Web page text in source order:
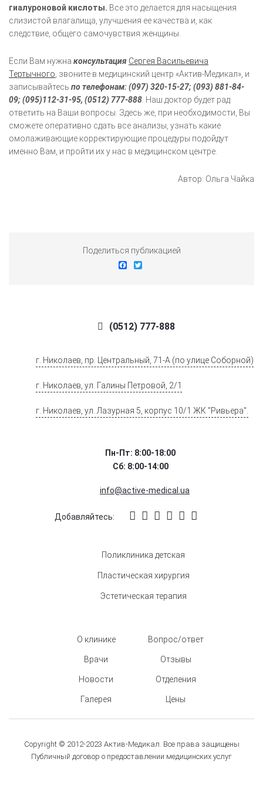
гиалуроновой кислоты. Все это делается для насыщения
слизистой влагалища, улучшения ее качества и, как
следствие, общего самочувствия женщины.
Если Вам нужна консультация Сергея Васильевича
Тертычного , звоните в медицинский центр «Актив-Медикал», и
записывайтесь по телефонам: (097) 320-15-27; (093) 881-84-
09; (095)112-31-95, (0512) 777-888 . Наш доктор будет рад
ответить на Ваши вопросы. Здесь же, при необходимости, Вы
сможете оперативно сдать все анализы, узнать какие
омолаживающие корректирующие процедуры подойдут
именно Вам, и пройти их у нас в медицинском центре.
Автор: Ольга Чайка
Поделиться публикацией
Facebook
(0512) 777-888
г. Николаев, пр. Центральный, 71-А (по улице Соборной)
г. Николаев, ул. Галины Петровой, 2/1
г. Николаев, ул. Лазурная 5, корпус 10/1 ЖК "Ривьера".
Пн-Пт: 8:00-18:00
Сб: 8:00-14:00
info@active-medical.ua
Добавляйтесь:
Поликлиника детская
Пластическая хирургия
Эстетическая терапия
О клинике
Врачи
Новости
Галерея
Вопрос/ответ
Отзывы
Отделения
Цены
Copyright © 2012-2023 Актив-Медикал. Все права защищены
Публичный договор о предоставлении медицинских услуг